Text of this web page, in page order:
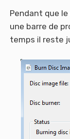
Pendant que
une barre de
temps il reste